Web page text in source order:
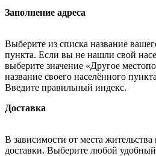
Заполнение адреса
Выберите из списка название
пункта. Если вы не нашли свой
выберите значение «Другое
название своего населённого
Введите правильный индекс.
Доставка
В зависимости от места
доставки. Выберите любой